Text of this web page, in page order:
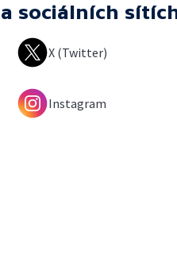
sociálních
X (Twitter)
Instagram